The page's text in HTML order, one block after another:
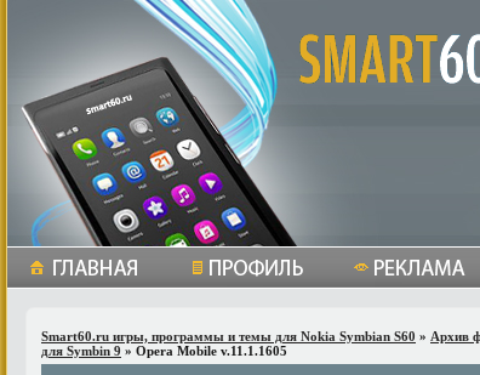
Smart60.ru игры, программы и темы для Nokia Symbian S60 » Архив
для Symbin 9 » Opera Mobile v.11.1.1605